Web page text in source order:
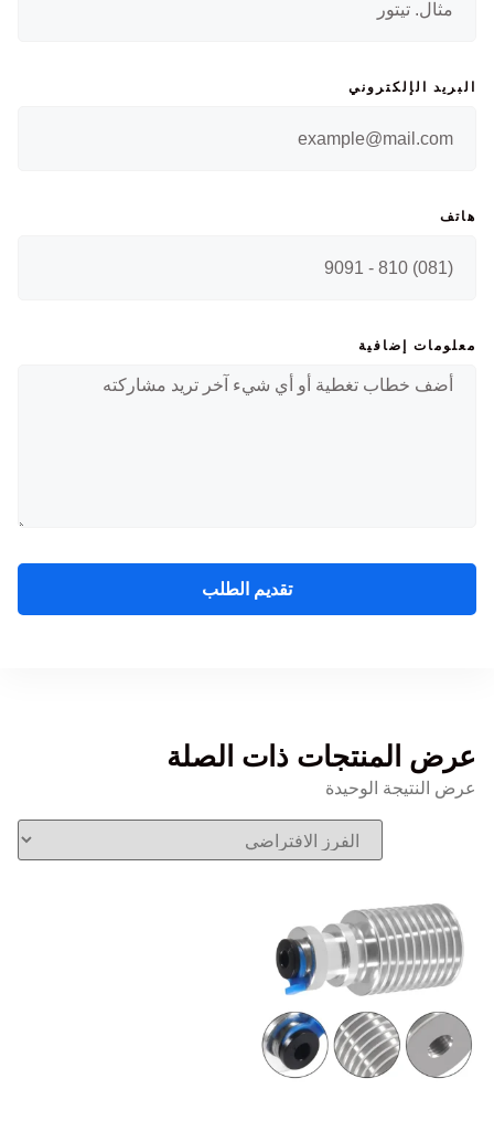
البريد الإلكتروني
هاتف
معلومات إضافية
تقديم الطلب
عرض المنتجات ذات الصلة
عرض النتيجة الوحيدة